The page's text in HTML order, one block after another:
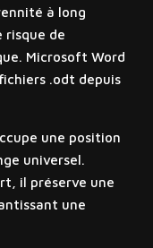
à long
risque de
Microsoft Word
.odt depuis
une position
universel.
il préserve une
une